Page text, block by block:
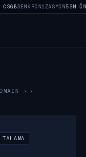
CSGBSENKRONIZASYON5SN
›